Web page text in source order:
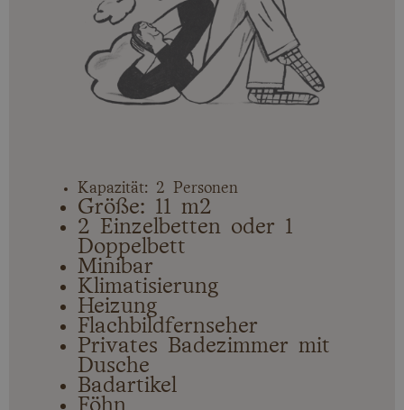
Kapazität: 2 Personen
Größe: 11 m2
2 Einzelbetten oder 1
Doppelbett
Minibar
Klimatisierung
Heizung
Flachbildfernseher
Privates Badezimmer mit
Dusche
Badartikel
Föhn